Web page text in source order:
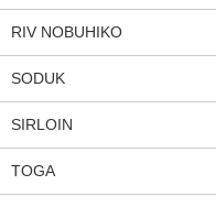
RIV NOBUHIKO
SODUK
SIRLOIN
TOGA